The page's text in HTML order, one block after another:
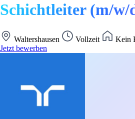
Schichtleiter (m/w/
Waltershausen Vollzeit
Kein
Jetzt bewerben